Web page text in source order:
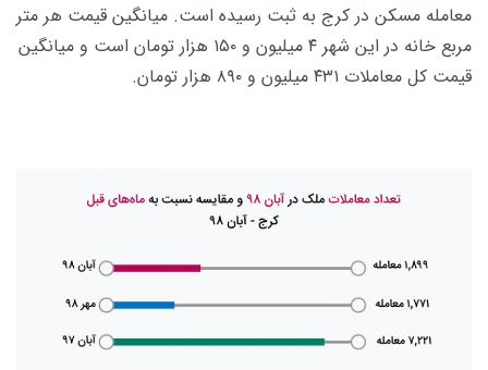
معامله مسکن در کرج به ثبت رسیده است. میانگین قیمت هر متر
مربع خانه در این شهر ۴ میلیون و ۱۵۰ هزار تومان است و میانگین
قیمت کل معاملات ۴۳۱ میلیون و ۸۹۰ هزار تومان.